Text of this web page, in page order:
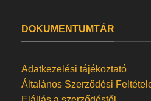
DOKUMENTUMTÁR
Adatkezelési tájékoztató
Általános Szerződési